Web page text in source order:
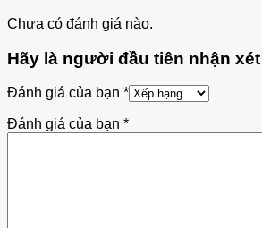
Chưa có đánh giá nào.
Hãy là người đầu tiên nhận xét
Đánh giá của bạn *
Đánh giá của bạn *